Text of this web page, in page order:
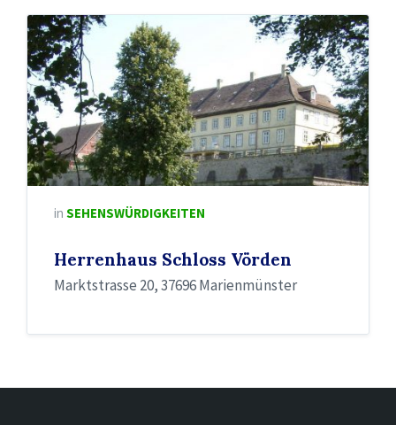
in SEHENSWÜRDIGKEITEN
Herrenhaus Schloss Vörden
Marktstrasse 20, 37696 Marienmünster